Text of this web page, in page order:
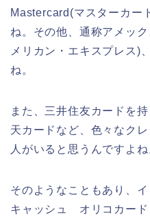
Mastercard(マスターカー
ね。その他、通称アメッ
メリカン・エキスプレス)
ね。
また、三井住友カードを
天カードなど、色々なク
人がいると思うんですよね
そのようなこともあり、
キャッシュ オリコカー